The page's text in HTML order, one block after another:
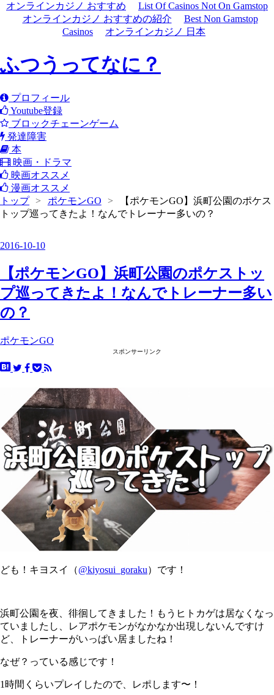
オンラインカジノ おすすめ
List Of Casinos Not On Gamstop
オンラインカジノ おすすめの紹介
Best Non Gamstop
Casinos
オンラインカジノ 日本
ふつうってなに？
プロフィール
Youtube登録
ブロックチェーンゲーム
発達障害
本
映画・ドラマ
映画オススメ
漫画オススメ
トップ
> ポケモンGO >
【ポケモンGO】浜町公園のポケス
トップ巡ってきたよ！なんでトレーナー多いの？
2016-10-10
【ポケモンGO】浜町公園のポケストッ
プ巡ってきたよ！なんでトレーナー多い
の？
ポケモンGO
スポンサーリンク
ども！キヨスイ（@kiyosui_goraku）です！
浜町公園を夜、徘徊してきました！もうヒトカゲは居なくなっ
ていましたし、レアポケモンがなかなか出現しないんですけ
ど、トレーナーがいっぱい居ましたね！
なぜ？っている感じです！
1時間くらいプレイしたので、レポします〜！